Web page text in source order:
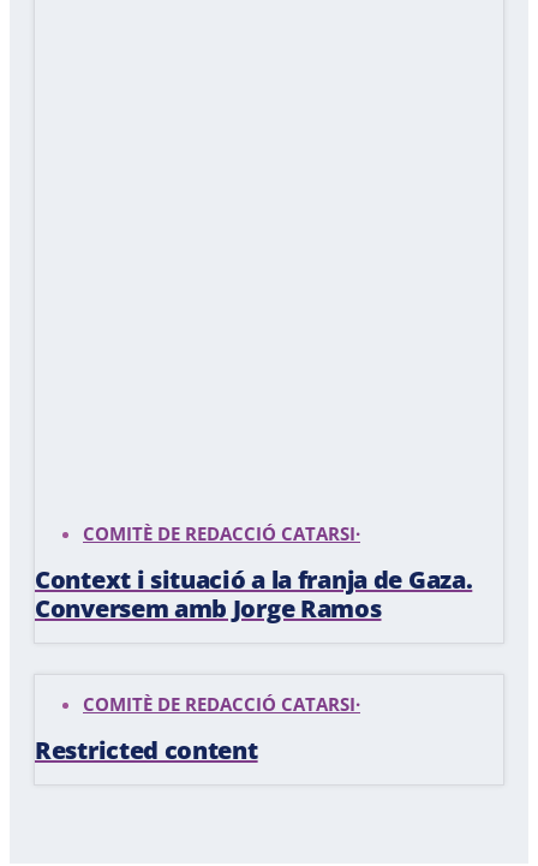
COMITÈ DE REDACCIÓ CATARSI·
Context i situació a la franja de Gaza.
Conversem amb Jorge Ramos
COMITÈ DE REDACCIÓ CATARSI·
Restricted content